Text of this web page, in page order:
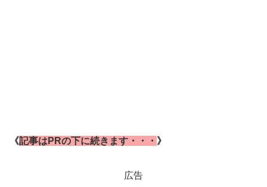
《記事はPRの下に続きます・・・ 》
広告